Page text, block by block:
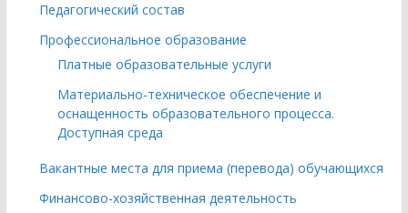
Педагогический состав
Профессиональное образование
Платные образовательные услуги
Материально-техническое обеспечение и
оснащенность образовательного процесса.
Доступная среда
Вакантные места для приема (перевода) обучающихся
Финансово-хозяйственная деятельность